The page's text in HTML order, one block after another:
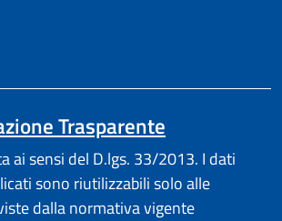
Trasparente
ai sensi del D.lgs. 33/2013. I dati
sono riutilizzabili solo alle
dalla normativa vigente